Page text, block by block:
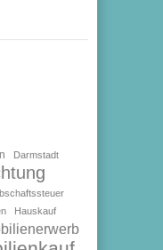
Darmstadt
Hauskauf